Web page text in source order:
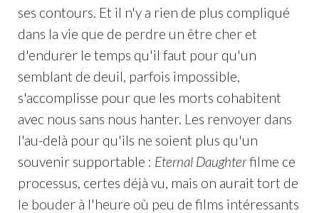
ses contours. Et il n'y a rien de plus compliqué
dans la vie que de perdre un être cher et
d'endurer le temps qu'il faut pour qu'un
semblant de deuil, parfois impossible,
s'accomplisse pour que les morts cohabitent
avec nous sans nous hanter. Les renvoyer dans
l'au-delà pour qu'ils ne soient plus qu'un
souvenir supportable : Eternal Daughterfilme ce
processus, certes déjà vu, mais on aurait tort de
le bouder à l'heure où peu de films intéressants